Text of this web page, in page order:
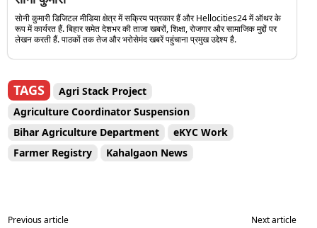
सोनी कुमारी डिजिटल मीडिया क्षेत्र में सक्रिय पत्रकार हैं और Hellocities24 में ऑथर के
रूप में कार्यरत हैं. बिहार समेत देशभर की ताजा खबरों, शिक्षा, रोजगार और सामाजिक मुद्दों पर
लेखन करती हैं. पाठकों तक तेज और भरोसेमंद खबरें पहुंचाना प्रमुख उद्देश्य है.
TAGS
Agri Stack Project
Agriculture Coordinator Suspension
Bihar Agriculture Department
eKYC Work
Farmer Registry
Kahalgaon News
Previous article Next article